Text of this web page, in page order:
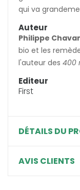
qui va
Auteur
Philippe
bio et les
l'auteur des 400
Editeur
First
DÉTAILS DU
AVIS CLIENTS